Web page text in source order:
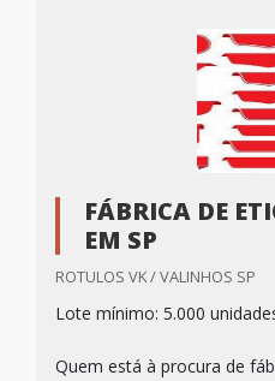
FÁBRICA DE
EM SP
ROTULOS VK / VALINHOS SP
Lote mínimo: 5.000
Quem está à procura de